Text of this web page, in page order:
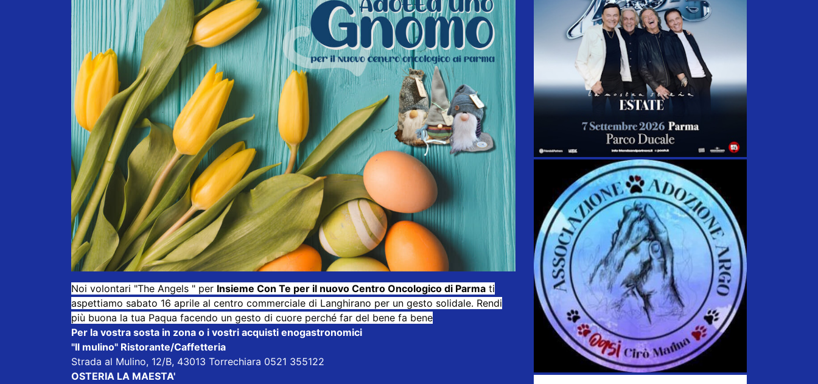
Noi volontari "The Angels " per Insieme Con Te per il nuovo Centro Oncologico di Parma ti
aspettiamo sabato 16 aprile al centro commerciale di Langhirano per un gesto solidale. Rendi
più buona la tua Paqua facendo un gesto di cuore perché far del bene fa bene
Per la vostra sosta in zona o i vostri acquisti enogastronomici
"Il mulino" Ristorante/Caffetteria
Strada al Mulino, 12/B, 43013 Torrechiara 0521 355122
OSTERIA LA MAESTA'